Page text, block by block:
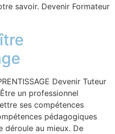
savoir. Devenir Formateur
Devenir Tuteur
un professionnel
ses compétences
pédagogiques
déroule au mieux. De